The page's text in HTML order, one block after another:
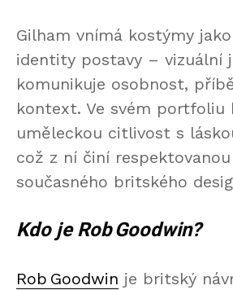
Gilham vnímá kostýmy
identity postavy – vizuální
komunikuje osobnost,
kontext. Ve svém portfoliu
uměleckou citlivost s
což z ní činí
současného britského
Kdo je Rob Goodwin?
Rob Goodwin je britský